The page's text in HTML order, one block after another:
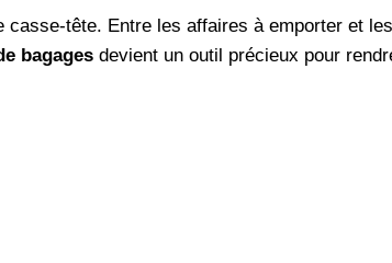
tête. Entre les affaires à emporter et
bagages devient un outil précieux pour